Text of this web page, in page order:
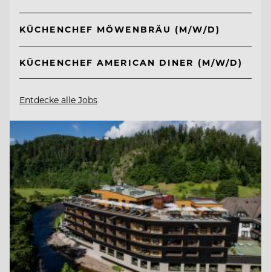
KÜCHENCHEF MÖWENBRÄU (M/W/D)
KÜCHENCHEF AMERICAN DINER (M/W/D)
Entdecke alle Jobs